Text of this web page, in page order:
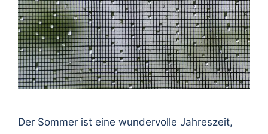
Der Sommer ist eine wundervolle Jahreszeit,